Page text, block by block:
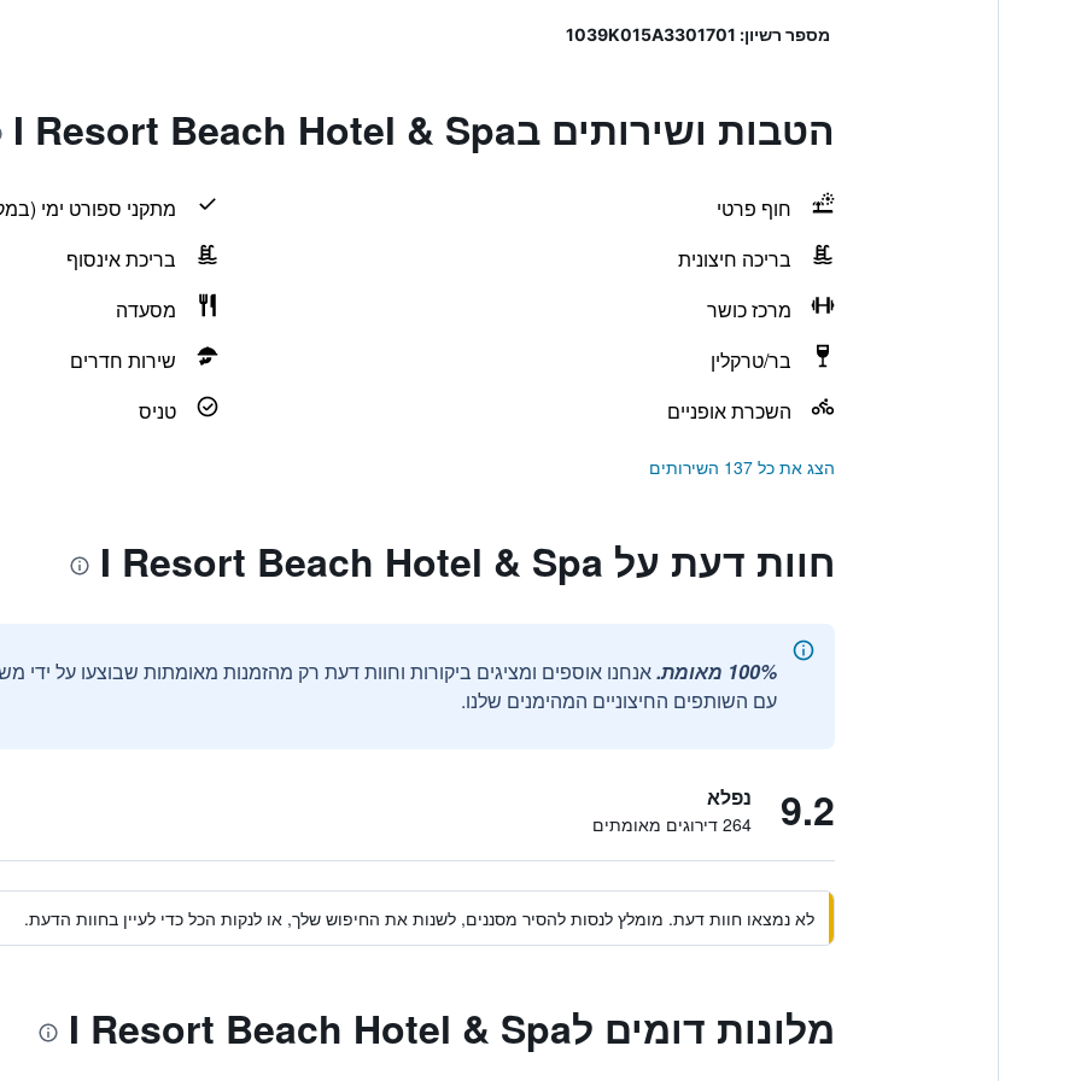
מספר רשיון: 1039K015A3301701
הטבות ושירותים בI Resort Beach Hotel & Spa
חוף פרטי
מתקני ספורט ימי
בריכה חיצונית
בריכת אינסוף
מרכז כושר
מסעדה
בר/טרקלין
שירות חדרים
השכרת אופניים
טניס
הצג את כל 137 השירותים
חוות דעת על I Resort Beach Hotel & Spa
100% מאומת.
עם השותפים החיצוניים המהימנים שלנו.
9.2 נפלא
264 דירוגים מאומתים
לא נמצאו חוות דעת. מומלץ לנסות להסיר מסננים, לשנות את החיפוש שלך, או לנקות הכל כדי לעיין בחוות הדעת.
מלונות דומים לI Resort Beach Hotel & Spa